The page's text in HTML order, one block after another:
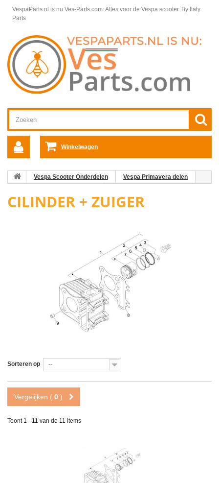
VespaParts.nl is nu Ves-Parts.com: Alles voor de Vespa scooter. By Italy
Parts
Winkelwagen
Vespa Scooter Onderdelen
Vespa Primavera delen
CILINDER + ZUIGER
Sorteren op --
Vergelijken ( 0 )
Toont 1 - 11 van de 11 items